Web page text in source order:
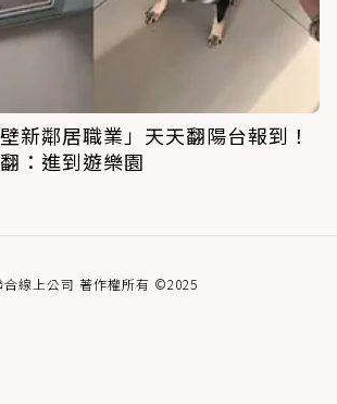
新鄰居職業」天天翻陽台報到！
：進到遊樂園
合線上公司 著作權所有 ©2025